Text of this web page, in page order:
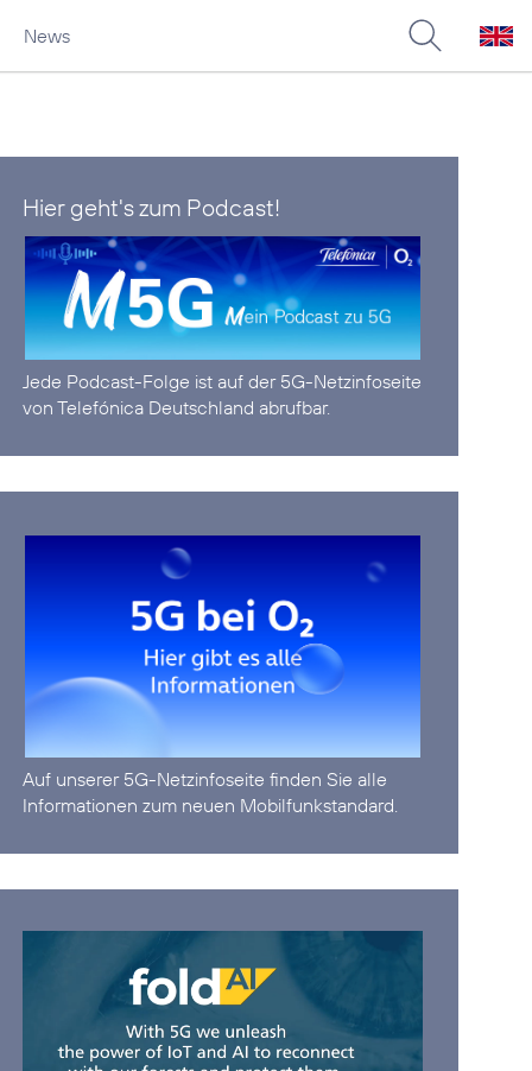
News
Hier geht's zum Podcast!
Jede Podcast-Folge ist auf der 5G-Netzinfoseite
von Telefónica Deutschland abrufbar.
Auf unserer 5G-Netzinfoseite finden Sie alle
Informationen zum neuen Mobilfunkstandard.